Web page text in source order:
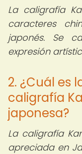
La caligrafía
caracteres
japonés. Se
expresión
2. ¿Cuál es
caligrafía
japonesa?
La caligrafía
apreciada en